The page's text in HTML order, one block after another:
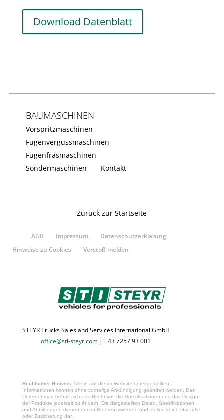
Download Datenblatt
BAUMASCHINEN
Vorspritzmaschinen
Fugenvergussmaschinen
Fugenfräsmaschinen
Sondermaschinen
Kontakt
Zurück zur Startseite
AGB Impressum
Datenschutzerklärung
Hinweise zu Cookies
Verstoß melden
STEYR Trucks Sales and Services International GmbH
office@sti-steyr.com | +43 7257 93 001
Rechtlicher Hinweis:Alle in auf dieser Website bereitgestellten
Informationen können ohne vorherige Ankündigung geändert werden. Das
Unternehmen behält sich das Recht vor, die Spezifikationen und das Design
der Produkte jederzeit zu ändern. Die dargestellten Daten, Spezifikationen
und Abbildungen dienen nur zu Referenzzwecken und stellen keine Garantie
oder Zusicherung dar.